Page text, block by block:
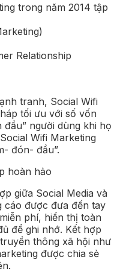
trong năm 2014 tập
Relationship
tranh, Social Wifi
tối ưu với số vốn
người dùng khi họ
Wifi Marketing
đón- đầu”.
hoàn hảo
giữa Social Media và
cáo được đưa đến tay
phí, hiển thị toàn
để ghi nhớ. Kết hợp
thông xã hội như
được chia sẻ